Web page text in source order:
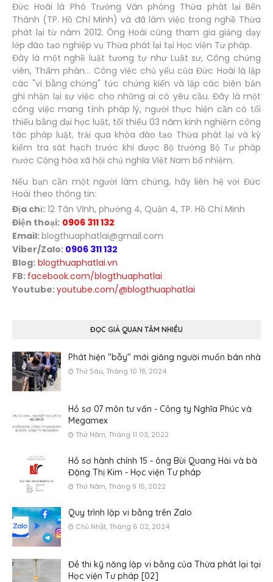
Đức Hoài là Phó Trưởng Văn phòng Thừa phát lại Bến
Thành (TP. Hồ Chí Minh) và đã làm việc trong nghề Thừa
phát lại từ năm 2012. Ông Hoài cũng tham gia giảng dạy
lớp đào tạo nghiệp vụ Thừa phát lại tại Học viện Tư pháp.
Đây là một nghề luật tương tự như Luật sư, Công chứng
viên, Thẩm phán... Công việc chủ yếu của Đức Hoài là lập
các "vi bằng chứng" tức chứng kiến và lập các biên bản
ghi nhận lại sự việc cho những ai có yêu cầu. Đây là một
công việc mang tính pháp lý, người thực hiện cần có tối
thiểu bằng đại học luật, tối thiểu 03 năm kinh nghiệm công
tác pháp luật, trải qua khóa đào tạo Thừa phát lại và kỳ
kiểm tra sát hạch trước khi được Bộ trưởng Bộ Tư pháp
nước Cộng hòa xã hội chủ nghĩa Việt Nam bổ nhiệm.
Nếu bạn cần một người làm chứng, hãy liên hệ với Đức
Hoài theo thông tin:
Địa chỉ: 12 Tân Vĩnh, phường 4, Quận 4, TP. Hồ Chí Minh
Điện thoại: 0906 311 132
Email:blogthuaphatlai@gmail.com
Viber/Zalo: 0906 311 132
Blog: blogthuaphatlai.vn
FB: facebook.com/blogthuaphatlai
Youtube:youtube.com/@blogthuaphatlai
ĐỌC GIẢ QUAN TÂM NHIỀU
Phát hiện "bẫy" mới giăng người muốn bán nhà
Thứ Sáu, Tháng 10 18, 2024
Hồ sơ 07 môn tư vấn - Công ty Nghĩa Phúc và
Megamex
Thứ Năm, Tháng 11 03, 2022
Hồ sơ hành chính 15 - ông Bùi Quang Hải và bà
Đặng Thị Kim - Học viện Tư pháp
Thứ Năm, Tháng 9 15, 2022
Quy trình lập vi bằng trên Zalo
Chủ Nhật, Tháng 6 02, 2024
Đề thi kỹ năng lập vi bằng của Thừa phát lại tại
Học viện Tư pháp [02]